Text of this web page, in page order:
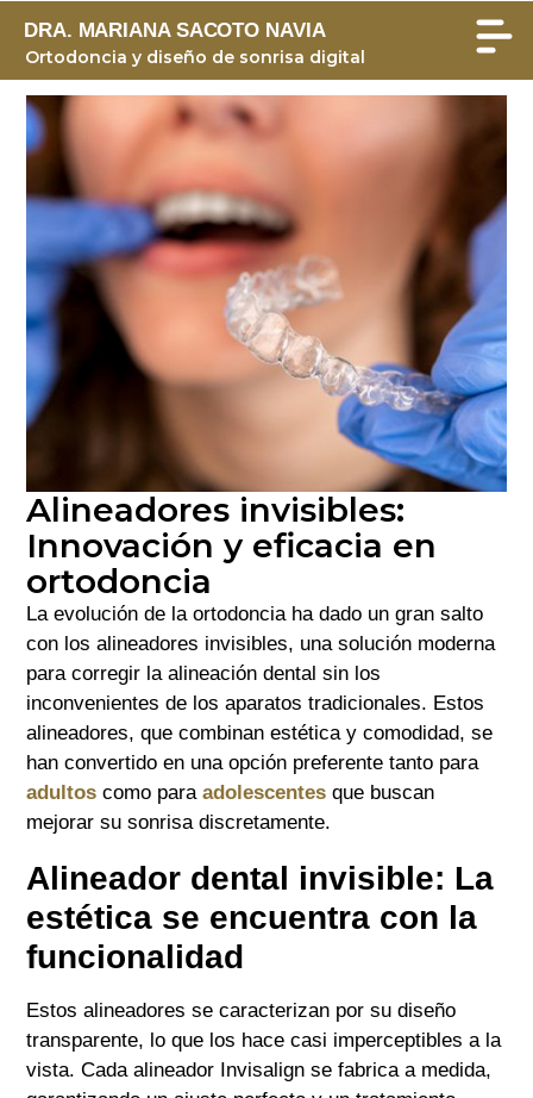
Ortodoncia y diseño de sonrisa digital
DRA. MARIANA SACOTO NAVIA
Alineadores invisibles:
Innovación y eficacia en
ortodoncia
La evolución de la ortodoncia ha dado un gran salto
con los alineadores invisibles, una solución moderna
para corregir la alineación dental sin los
inconvenientes de los aparatos tradicionales. Estos
alineadores, que combinan estética y comodidad, se
han convertido en una opción preferente tanto para
adultos como paraadolescentes que buscan
mejorar su sonrisa discretamente.
Alineador dental invisible: La
estética se encuentra con la
funcionalidad
Estos alineadores se caracterizan por su diseño
transparente, lo que los hace casi imperceptibles a la
vista. Cada alineador Invisalign se fabrica a medida,